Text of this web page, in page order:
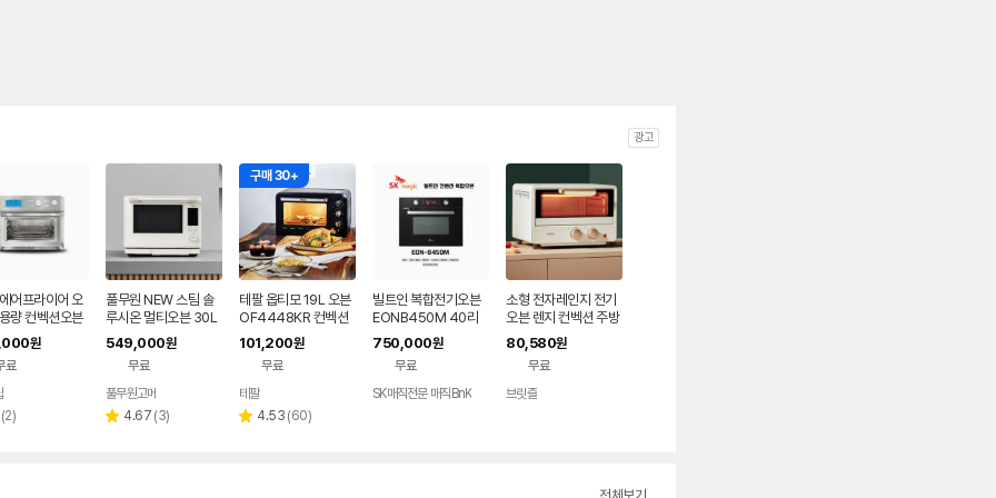
광고
어프라이어 오
량 컨벡션오븐
1018원
료
페이
리
(2)
풀무원 NEW 스팀 솔
루시온 멀티오븐 30L
(소이코튼) MC30E0
FCCE
549,000원
무료
풀무원고메
별 4.67 리
(3)
구매 30+
테팔 옵티모 19L 오븐
OF4448KR 컨벡션
오븐
101,200원
무료
테팔
별 4.53 리
(60)
빌트인 복합전기오븐
EONB450M 40리
터 에어프라이기 전자
레인지 기능 SK매직
750,000원
무료
SK매직전문 매직BnK
소형 전자레인지 전기
오븐 렌지 컨벡션 주방
컴팩트 멀티쿠커 토스
터오븐 가전 자취생
80,580원
무료
브릿즐